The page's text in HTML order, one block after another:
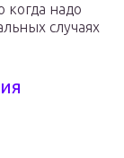
когда надо
случаях